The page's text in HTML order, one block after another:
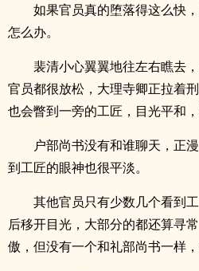
如果官员真的堕落得这么快
怎么办。
裴清小心翼翼地往左右瞧去
官员都很放松，大理寺卿正拉着
也会瞥到一旁的工匠，目光平和
户部尚书没有和谁聊天，正
到工匠的眼神也很平淡。
其他官员只有少数几个看到
后移开目光，大部分的都还算寻
傲，但没有一个和礼部尚书一样